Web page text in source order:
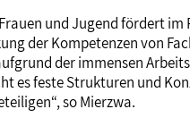
und Jugend fördert
der Kompetenzen von
der immensen
es feste Strukturen und
so Mierzwa.